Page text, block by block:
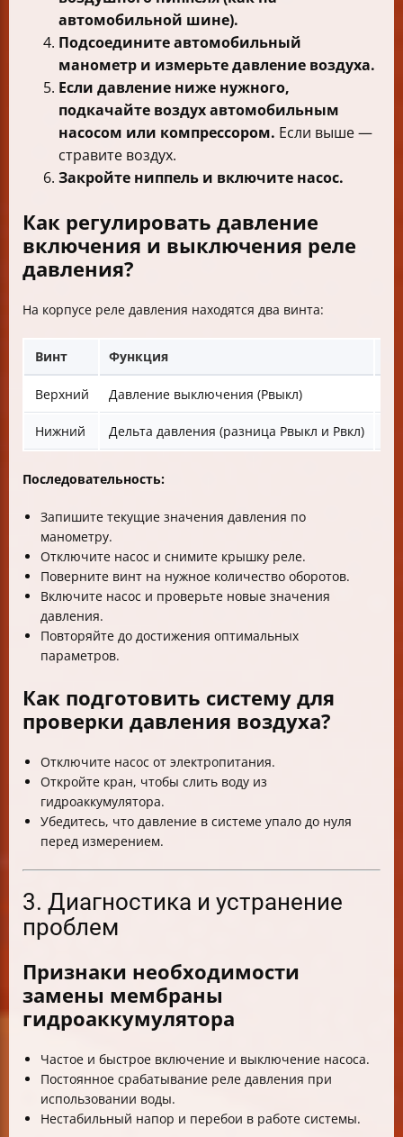
автомобильной шине).
Подсоедините автомобильный
манометр и измерьте давление воздуха.
Если давление ниже нужного,
подкачайте воздух автомобильным
насосом или компрессором. Если выше —
стравите воздух.
Закройте ниппель и включите насос.
Как регулировать давление
включения и выключения реле
давления?
На корпусе реле давления находятся два винта:
Винт Функция
Верхний Давление выключения (Рвыкл)
Нижний Дельта давления (разница Рвыкл и Рвкл)
Последовательность:
Запишите текущие значения давления по
манометру.
Отключите насос и снимите крышку реле.
Поверните винт на нужное количество оборотов.
Включите насос и проверьте новые значения
давления.
Повторяйте до достижения оптимальных
параметров.
Как подготовить систему для
проверки давления воздуха?
Отключите насос от электропитания.
Откройте кран, чтобы слить воду из
гидроаккумулятора.
Убедитесь, что давление в системе упало до нуля
перед измерением.
3. Диагностика и устранение
проблем
Признаки необходимости
замены мембраны
гидроаккумулятора
Частое и быстрое включение и выключение насоса.
Постоянное срабатывание реле давления при
использовании воды.
Нестабильный напор и перебои в работе системы.